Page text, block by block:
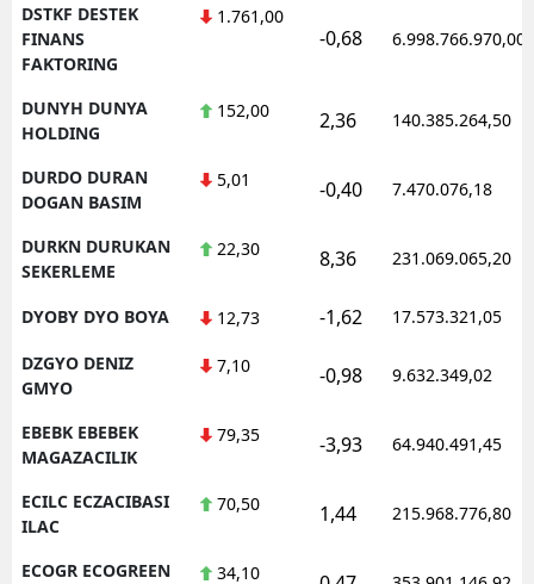
DSTKF DESTEK
FINANS
FAKTORING
1.761,00
-0,68 6.998.766.970,00
DUNYH DUNYA
HOLDING
152,00 2,36 140.385.264,50
DURDO DURAN
DOGAN BASIM
5,01 -0,40 7.470.076,18
DURKN DURUKAN
SEKERLEME
22,30 8,36 231.069.065,20
DYOBY DYO BOYA 12,73 -1,62 17.573.321,05
DZGYO DENIZ
GMYO
7,10 -0,98 9.632.349,02
EBEBK EBEBEK
MAGAZACILIK
79,35 -3,93 64.940.491,45
ECILC ECZACIBASI
ILAC
70,50 1,44 215.968.776,80
ECOGR ECOGREEN
34,10